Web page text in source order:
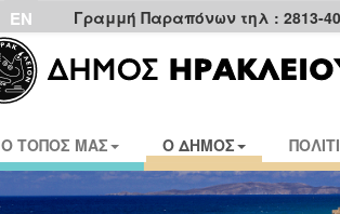
EN Γραμμή Παραπόνων τηλ : 2813-
Ο ΤΟΠΟΣ ΜΑΣ Ο ΔΗΜΟΣ